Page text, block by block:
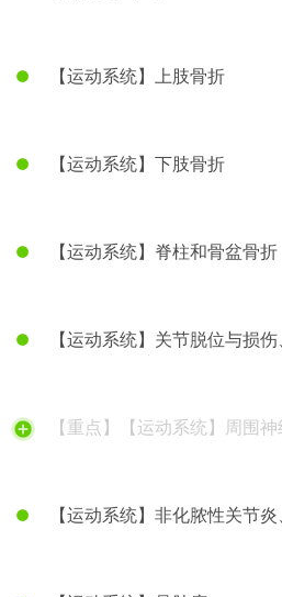
【运动系统】上肢骨折
【运动系统】下肢骨折
【运动系统】脊柱和骨盆骨折
【运动系统】关节脱位与损
【重点】【运动系统】周围
【运动系统】非化脓性关节